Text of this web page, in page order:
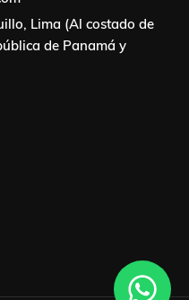
Lima (Al costado de
de Panamá y